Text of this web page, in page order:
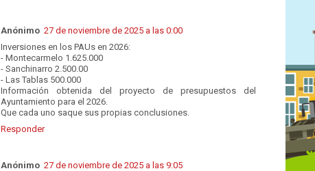
Anónimo 27 de noviembre de 2025 a las 0:00
Inversiones en los PAUs en 2026:
- Montecarmelo 1.625.000
- Sanchinarro 2.500.00
- Las Tablas 500.000
Información obtenida del proyecto de presupuestos del
Ayuntamiento para el 2026.
Que cada uno saque sus propias conclusiones.
Responder
Anónimo 27 de noviembre de 2025 a las 9:05